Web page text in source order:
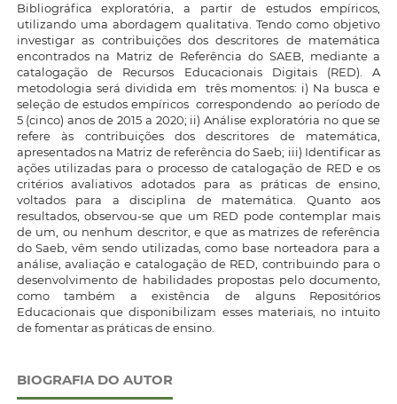
Bibliográfica exploratória, a partir de estudos empíricos,
utilizando uma abordagem qualitativa. Tendo como objetivo
investigar as contribuições dos descritores de matemática
encontrados na Matriz de Referência do SAEB, mediante a
catalogação de Recursos Educacionais Digitais (RED). A
metodologia será dividida em três momentos: i) Na busca e
seleção de estudos empíricos correspondendo ao período de
5 (cinco) anos de 2015 a 2020; ii) Análise exploratória no que se
refere às contribuições dos descritores de matemática,
apresentados na Matriz de referência do Saeb; iii) Identificar as
ações utilizadas para o processo de catalogação de RED e os
critérios avaliativos adotados para as práticas de ensino,
voltados para a disciplina de matemática. Quanto aos
resultados, observou-se que um RED pode contemplar mais
de um, ou nenhum descritor, e que as matrizes de referência
do Saeb, vêm sendo utilizadas, como base norteadora para a
análise, avaliação e catalogação de RED, contribuindo para o
desenvolvimento de habilidades propostas pelo documento,
como também a existência de alguns Repositórios
Educacionais que disponibilizam esses materiais, no intuito
de fomentar as práticas de ensino.
BIOGRAFIA DO AUTOR